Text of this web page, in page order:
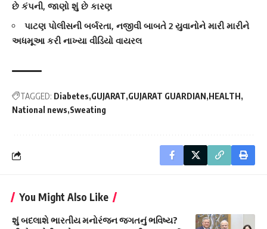
છે કંપની, જાણો શું છે કારણ
પાટણ પોલીસની બર્બરતા, નજીવી બાબતે 2 યુવાનોને મારી મારીને
અધમૂઆ કરી નાખ્યા વીડિયો વાયરલ
TAGGED: Diabetes GUJARAT GUJARAT GUARDIAN HEALTH
National news Sweating
You Might Also Like
શું બદલાશે ભારતીય મનોરંજન જગતનું ભવિષ્ય?